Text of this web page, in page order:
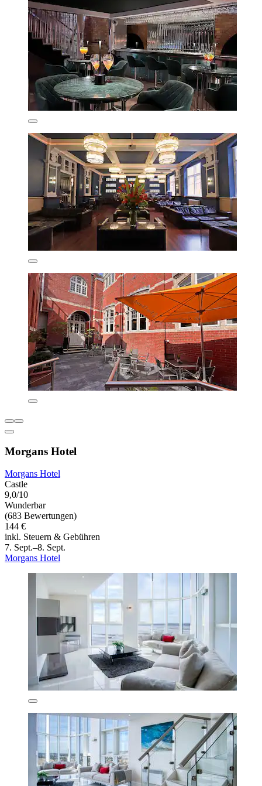
Morgans Hotel
Morgans Hotel
Castle
9,0/10
Wunderbar
(683 Bewertungen)
144 €
inkl. Steuern & Gebühren
7. Sept.–8. Sept.
Morgans Hotel